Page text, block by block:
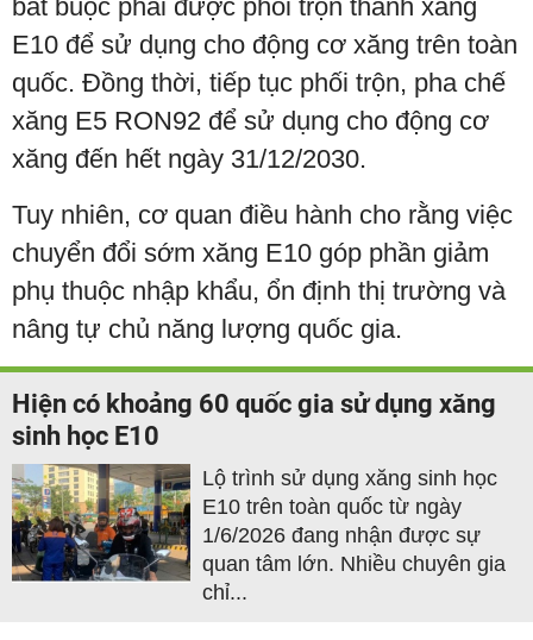
bắt buộc phải được phối trộn thành xăng
E10 để sử dụng cho động cơ xăng trên toàn
quốc. Đồng thời, tiếp tục phối trộn, pha chế
xăng E5 RON92 để sử dụng cho động cơ
xăng đến hết ngày 31/12/2030.
Tuy nhiên, cơ quan điều hành cho rằng việc
chuyển đổi sớm xăng E10 góp phần giảm
phụ thuộc nhập khẩu, ổn định thị trường và
nâng tự chủ năng lượng quốc gia.
Hiện có khoảng 60 quốc gia sử dụng xăng
sinh học E10
Lộ trình sử dụng xăng sinh học
E10 trên toàn quốc từ ngày
1/6/2026 đang nhận được sự
quan tâm lớn. Nhiều chuyên gia
chỉ...